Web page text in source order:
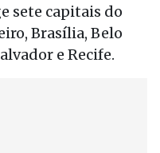
sete capitais do
Brasília, Belo
e Recife.